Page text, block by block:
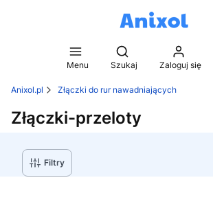
Menu
Otwórz
Szukaj Zaloguj się
Anixol.pl Złączki do rur nawadniających
Złączki-przeloty
Filtry